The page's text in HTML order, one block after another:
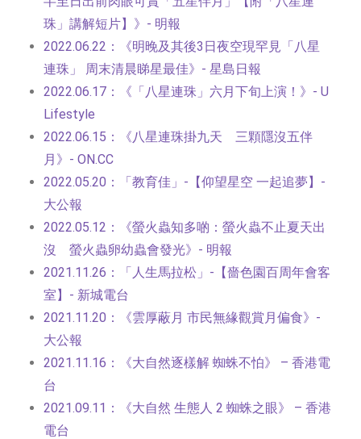
珠」講解短片】》- 明報
2022.06.22：《明晚及其後3日夜空現罕見「八星
連珠」 周末清晨睇星最佳》- 星島日報
2022.06.17：《「八星連珠」六月下旬上演！》- U
Lifestyle
2022.06.15：《八星連珠掛九天 三顆隱沒五伴
月》- ON.CC
2022.05.20：「教育佳」-【仰望星空 一起追夢】-
大公報
2022.05.12：《螢火蟲知多啲：螢火蟲不止夏天出
沒 螢火蟲卵幼蟲會發光》- 明報
2021.11.26：「人生馬拉松」-【嗇色園百周年會客
室】- 新城電台
2021.11.20：《雲厚蔽月 市民無緣觀賞月偏食》-
大公報
2021.11.16：《大自然逐樣解 蜘蛛不怕》 – 香港電
台
2021.09.11：《大自然 生態人 2 蜘蛛之眼》 – 香港
電台